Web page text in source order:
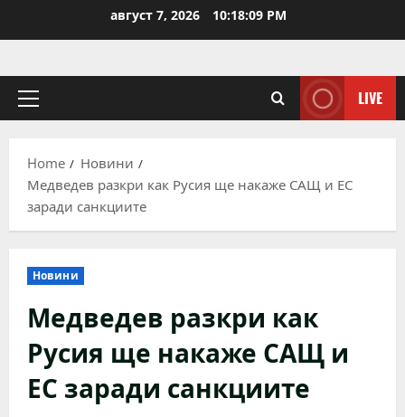
август 7, 2026 10:18:09 PM
Primary
LIVE
Home
Новини
Медведев разкри как Русия ще накаже САЩ и ЕС
заради санкциите
Новини
Медведев разкри как
Русия ще накаже САЩ и
ЕС заради санкциите